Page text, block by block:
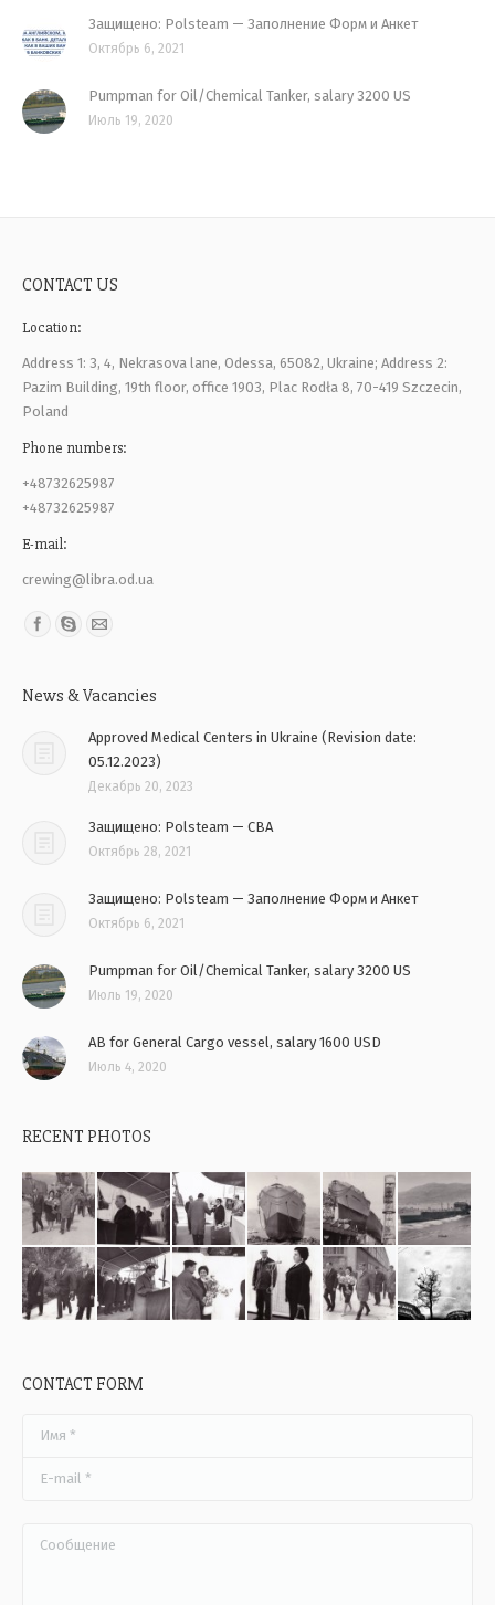
Защищено: Polsteam — Заполнение Форм и Анкет
Октябрь 6, 2021
Pumpman for Oil/Chemical Tanker, salary 3200 US
Июль 19, 2020
CONTACT US
Location:
Address 1: 3, 4, Nekrasova lane, Odessa, 65082, Ukraine; Address 2:
Pazim Building, 19th floor, office 1903, Plac Rodła 8, 70-419 Szczecin,
Poland
Phone numbers:
+48732625987
+48732625987
E-mail:
crewing@libra.od.ua
Find us on:
News & Vacancies
Approved Medical Centers in Ukraine (Revision date:
05.12.2023)
Декабрь 20, 2023
Защищено: Polsteam — CBA
Октябрь 28, 2021
Защищено: Polsteam — Заполнение Форм и Анкет
Октябрь 6, 2021
Pumpman for Oil/Chemical Tanker, salary 3200 US
Июль 19, 2020
AB for General Cargo vessel, salary 1600 USD
Июль 4, 2020
RECENT PHOTOS
CONTACT FORM